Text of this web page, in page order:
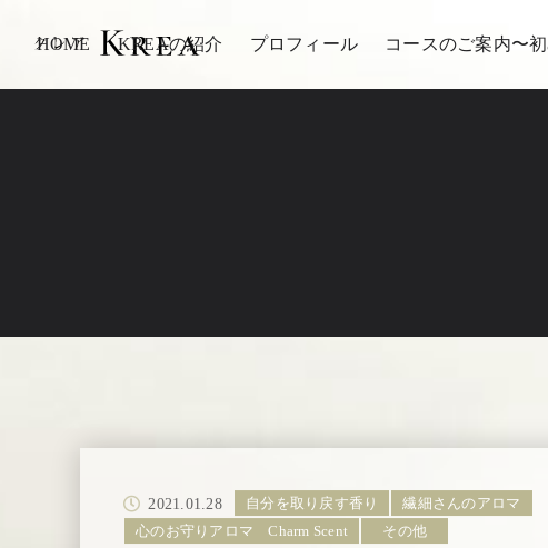
HOME KREAの紹介 プロフィール コースのご案内〜
2021.01.28 自分を取り戻す香り
繊細さんのアロマ
心のお守りアロマ Charm Scent
その他